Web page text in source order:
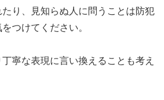
り、見知らぬ人に問うことは防犯
つけてください。
寧な表現に言い換えることも考え